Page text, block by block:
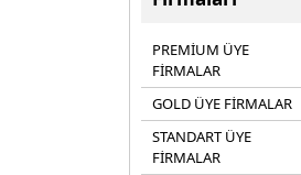
PREMİUM ÜYE
FİRMALAR
GOLD ÜYE FİRMALAR
STANDART ÜYE
FİRMALAR